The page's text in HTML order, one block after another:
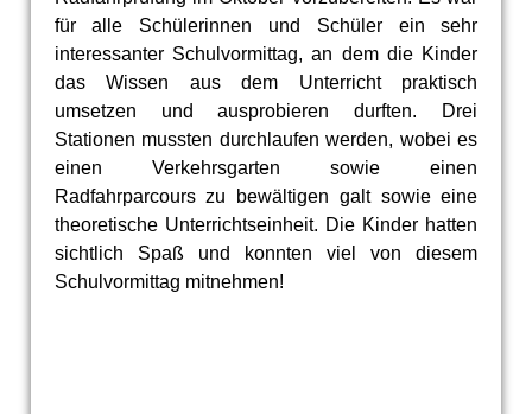
für alle Schülerinnen und Schüler ein sehr
interessanter Schulvormittag, an dem die Kinder
das Wissen aus dem Unterricht praktisch
umsetzen und ausprobieren durften. Drei
Stationen mussten durchlaufen werden, wobei es
einen Verkehrsgarten sowie einen
Radfahrparcours zu bewältigen galt sowie eine
theoretische Unterrichtseinheit. Die Kinder hatten
sichtlich Spaß und konnten viel von diesem
Schulvormittag mitnehmen!